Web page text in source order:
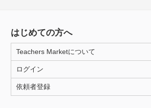
はじめての方へ
Teachers Marketについて
ログイン
依頼者登録